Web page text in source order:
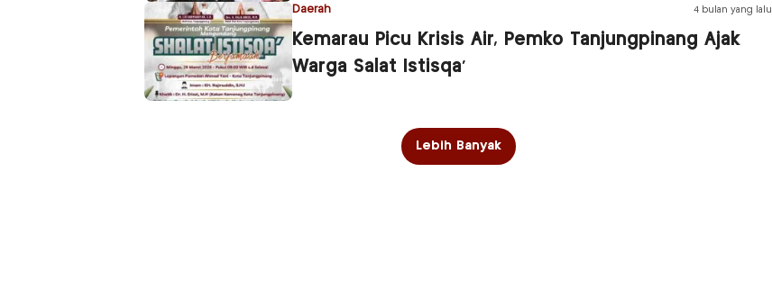
Daerah 4 bulan yang lalu
Kemarau Picu Krisis Air, Pemko Tanjungpinang Ajak
Warga Salat Istisqa’
Lebih Banyak